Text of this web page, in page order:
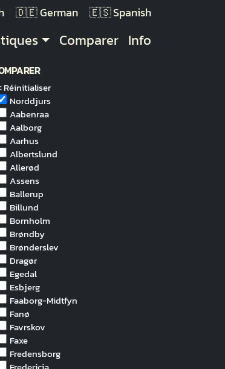
German Spanish
Comparer Info
Réinitialiser
Norddjurs
Aabenraa
Aalborg
Aarhus
Albertslund
Allerød
Assens
Ballerup
Billund
Bornholm
Brøndby
Brønderslev
Dragør
Egedal
Esbjerg
Faaborg-Midtfyn
Fanø
Favrskov
Faxe
Fredensborg